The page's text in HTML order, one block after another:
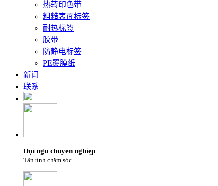
热转印色带
粗糙表面标签
耐热标签
胶带
防静电标签
PE覆膜纸
新闻
联系
Đội ngũ chuyên nghiệp
Tận tình chăm sóc